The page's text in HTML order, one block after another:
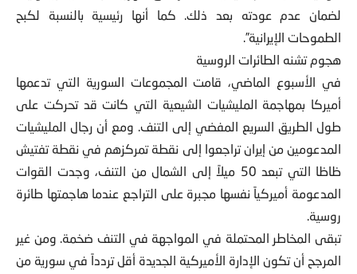
لضمان عدم عودته بعد ذلك. كما أنها رئيسية بالنسبة لكبح
الطموحات الإيرانية”.
هجوم تشنه الطائرات الروسية
في الأسبوع الماضي، قامت المجموعات السورية التي تدعمها
أميركا بمهاجمة المليشيات الشيعية التي كانت قد تحركت على
طول الطريق السريع المفضي إلى التنف. ومع أن رجال المليشيات
المدعومين من إيران تراجعوا إلى نقطة تمركزهم في نقطة تفتيش
ظاظا التي تبعد 50 ميلاً إلى الشمال من التنف، وجدت القوات
المدعومة أميركياً نفسها مجبرة على التراجع عندما هاجمتها طائرة
روسية.
تبقى المخاطر المحتملة في المواجهة في التنف ضخمة. ومن غير
المرجح أن تكون الإدارة الأميركية الجديدة أقل تردداً في سورية من